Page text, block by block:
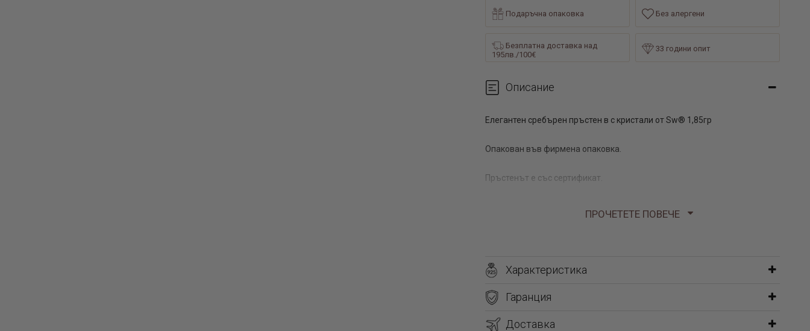
Подаръчна опаковка Без алергени
Безплатна доставка над
195лв./100€
33 години опит
Описание
Елегантен сребърен пръстен в с кристали от Sw® 1,85гр
Опакован във фирмена опаковка.
Пръстенът е със сертификат.
ПРОЧЕТЕТЕ ПОВЕЧЕ
Характеристика
Гаранция
Доставка